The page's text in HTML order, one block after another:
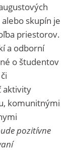
skupín je
priestorov.
a odborní
o študentov
aktivity
komunitnými
pozitívne